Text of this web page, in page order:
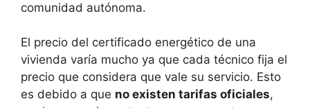
comunidad autónoma.
El precio del certificado energético de una
vivienda varía mucho ya que cada técnico fija el
precio que considera que vale su servicio. Esto
es debido a que no existen tarifas oficiales,